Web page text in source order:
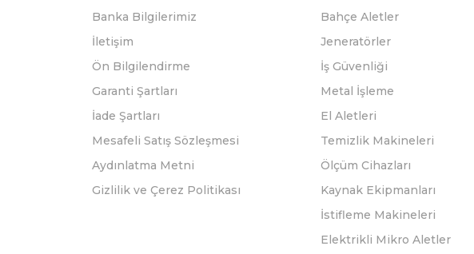
Banka Bilgilerimiz
İletişim
Ön Bilgilendirme
Garanti Şartları
İade Şartları
Mesafeli Satış Sözleşmesi
Aydınlatma Metni
Gizlilik ve Çerez Politikası
Bahçe Aletler
Jeneratörler
İş Güvenliği
Metal İşleme
El Aletleri
Temizlik Makineleri
Ölçüm Cihazları
Kaynak Ekipmanları
İstifleme Makineleri
Elektrikli Mikro Aletler